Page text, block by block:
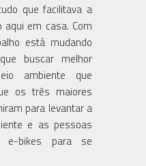
que facilitava a
em casa. Com
está mudando
buscar melhor
ambiente que
os três maiores
para levantar a
e as pessoas
bikes para se